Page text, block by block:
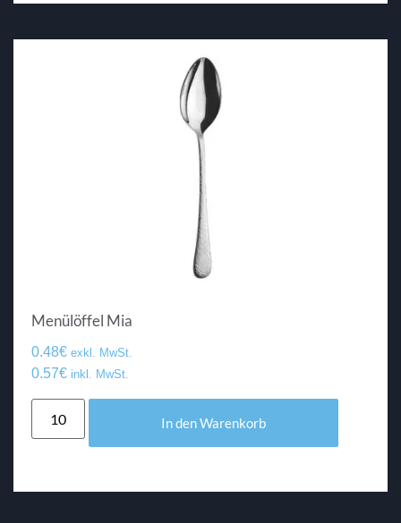
Menülöffel Mia
0.48€ exkl. MwSt.
0.57€ inkl. MwSt.
In den Warenkorb